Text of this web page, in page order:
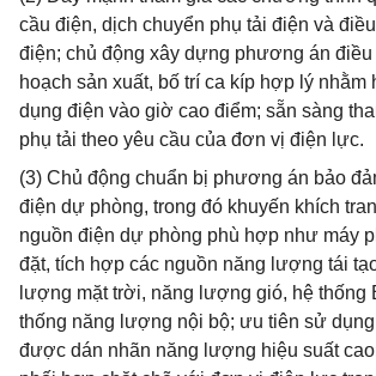
cầu điện, dịch chuyển phụ tải điện và
điện; chủ động xây dựng phương án điều
hoạch sản xuất, bố trí ca kíp hợp lý nhằm
dụng điện vào giờ cao điểm; sẵn sàng
phụ tải theo yêu cầu của đơn vị điện lực.
(3) Chủ động chuẩn bị phương án bảo
điện dự phòng, trong đó khuyến khích
nguồn điện dự phòng phù hợp như máy
đặt, tích hợp các nguồn năng lượng tái
lượng mặt trời, năng lượng gió, hệ thống
thống năng lượng nội bộ; ưu tiên sử
được dán nhãn năng lượng hiệu suất